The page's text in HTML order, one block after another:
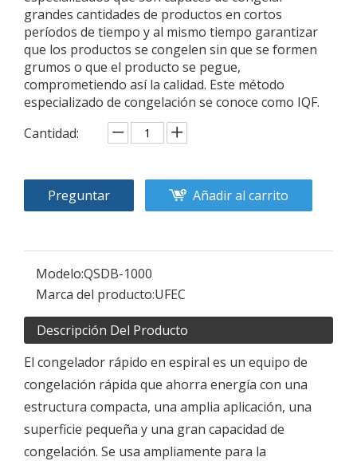
grandes cantidades de productos en cortos
períodos de tiempo y al mismo tiempo garantizar
que los productos se congelen sin que se formen
grumos o que el producto se pegue,
comprometiendo así la calidad. Este método
especializado de congelación se conoce como IQF.
Cantidad:
Preguntar Añadir al carrito
Modelo:QSDB-1000
Marca del producto:UFEC
Descripción Del Producto
El congelador rápido en espiral es un equipo de
congelación rápida que ahorra energía con una
estructura compacta, una amplia aplicación, una
superficie pequeña y una gran capacidad de
congelación. Se usa ampliamente para la